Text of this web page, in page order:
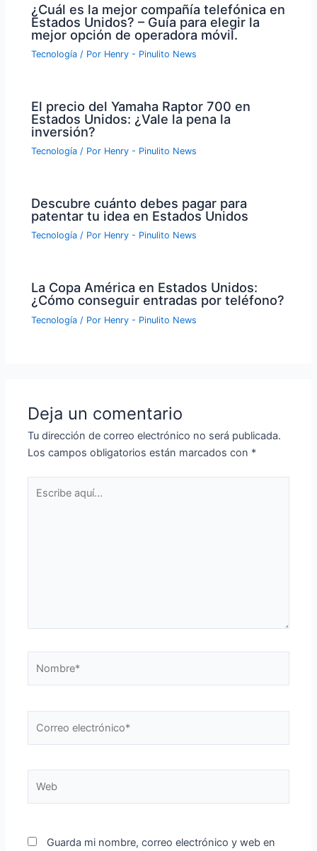
¿Cuál es la mejor compañía telefónica en
Estados Unidos? – Guía para elegir la
mejor opción de operadora móvil.
Tecnología / Por Henry - Pinulito News
El precio del Yamaha Raptor 700 en
Estados Unidos: ¿Vale la pena la
inversión?
Tecnología / Por Henry - Pinulito News
Descubre cuánto debes pagar para
patentar tu idea en Estados Unidos
Tecnología / Por Henry - Pinulito News
La Copa América en Estados Unidos:
¿Cómo conseguir entradas por teléfono?
Tecnología / Por Henry - Pinulito News
Deja un comentario
Tu dirección de correo electrónico no será publicada.
Los campos obligatorios están marcados con *
electrónico*
Guarda mi nombre, correo electrónico y web en